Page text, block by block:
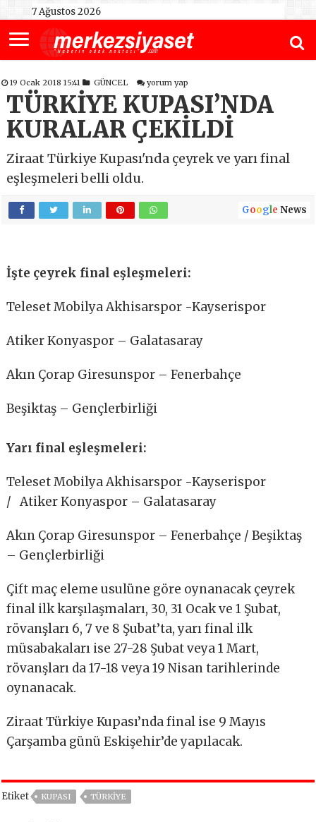
7 Ağustos 2026
19 Ocak 2018 15:41 GÜNCEL yorum yap
TÜRKİYE KUPASI’NDA
KURALAR ÇEKİLDİ
Ziraat Türkiye Kupası'nda çeyrek ve yarı final
eşleşmeleri belli oldu.
Google News
İşte çeyrek final eşleşmeleri:
Teleset Mobilya Akhisarspor -Kayserispor
Atiker Konyaspor – Galatasaray
Akın Çorap Giresunspor – Fenerbahçe
Beşiktaş – Gençlerbirliği
Yarı final eşleşmeleri:
Teleset Mobilya Akhisarspor -Kayserispor
/ Atiker Konyaspor – Galatasaray
Akın Çorap Giresunspor – Fenerbahçe / Beşiktaş
– Gençlerbirliği
Çift maç eleme usulüne göre oynanacak çeyrek
final ilk karşılaşmaları, 30, 31 Ocak ve 1 Şubat,
rövanşları 6, 7 ve 8 Şubat’ta, yarı final ilk
müsabakaları ise 27-28 Şubat veya 1 Mart,
rövanşları da 17-18 veya 19 Nisan tarihlerinde
oynanacak.
Ziraat Türkiye Kupası’nda final ise 9 Mayıs
Çarşamba günü Eskişehir’de yapılacak.
Etiket KUPASI TÜRKIYE